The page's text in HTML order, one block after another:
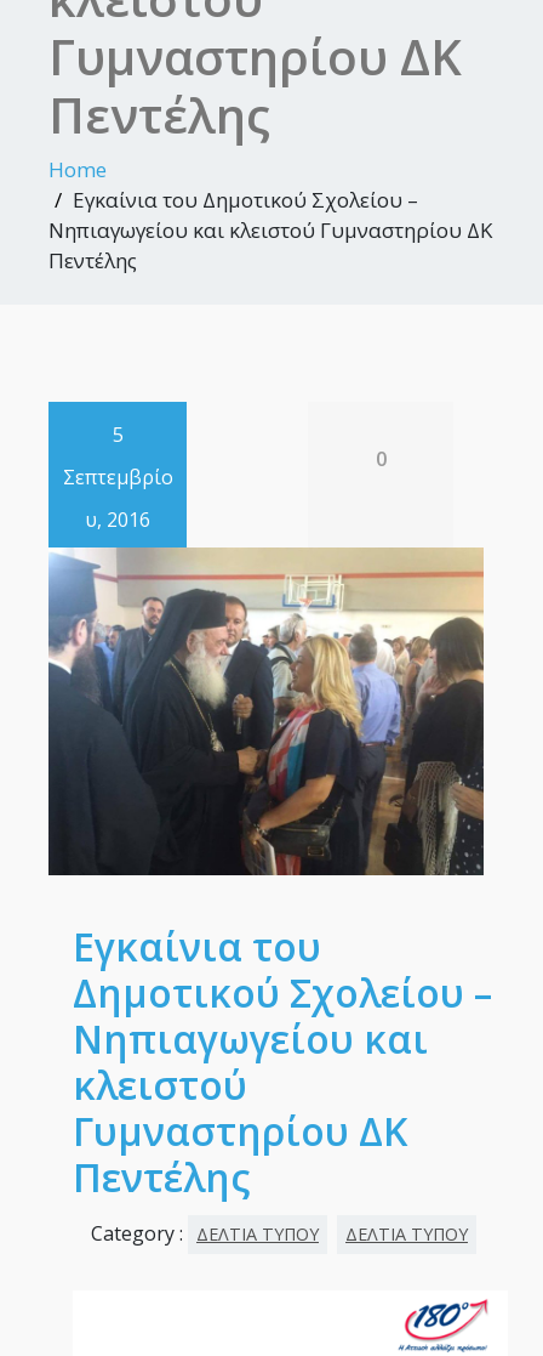
Γυμναστηρίου ΔΚ
Πεντέλης
Home
Eγκαίνια του Δημοτικού Σχολείου –
Νηπιαγωγείου και κλειστού Γυμναστηρίου ΔΚ
Πεντέλης
5
Σεπτεμβρίο
υ, 2016
0
Eγκαίνια του
Δημοτικού Σχολείου –
Νηπιαγωγείου και
κλειστού
Γυμναστηρίου ΔΚ
Πεντέλης
Category : ΔΕΛΤΙΑ ΤΥΠΟΥ ΔΕΛΤΙΑ ΤΥΠΟΥ